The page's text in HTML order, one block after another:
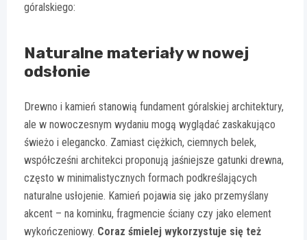
góralskiego:
Naturalne materiały w nowej
odsłonie
Drewno i kamień stanowią fundament góralskiej architektury,
ale w nowoczesnym wydaniu mogą wyglądać zaskakująco
świeżo i elegancko. Zamiast ciężkich, ciemnych belek,
współcześni architekci proponują jaśniejsze gatunki drewna,
często w minimalistycznych formach podkreślających
naturalne usłojenie. Kamień pojawia się jako przemyślany
akcent – na kominku, fragmencie ściany czy jako element
wykończeniowy. Coraz śmielej wykorzystuje się też